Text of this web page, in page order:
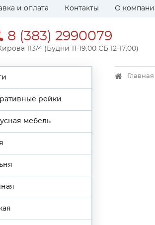
и оплата Контакты О
8 (383) 2990079
113/4 (Будни 11-19:00 СБ 12-17:00)
рейки
мебель
Главная